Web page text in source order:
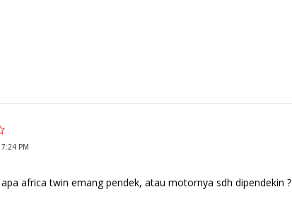
PM
africa twin emang pendek, atau motornya sdh dipendekin ?